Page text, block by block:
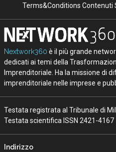
Terms&Conditions Contenuti
Nextwork360 è il più grande
dedicati ai temi della
Imprenditoriale. Ha la missione di
imprenditoriale nelle imprese e
Testata registrata al Tribunale di
Testata scientifica ISSN 2421-4167
Indirizzo